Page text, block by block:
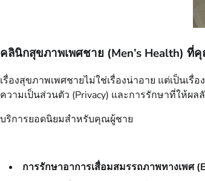
คลินิกสุขภาพเพศชาย (Men’s Health) ที่
เรื่องสุขภาพเพศชายไม่ใช่เรื่องน่าอาย แต่เป็นเ
ความเป็นส่วนตัว (Privacy) และการรักษาที่ให้ผล
บริการยอดนิยมสำหรับคุณผู้ชาย
การรักษาอาการเสื่อมสมรรถภาพทางเพศ